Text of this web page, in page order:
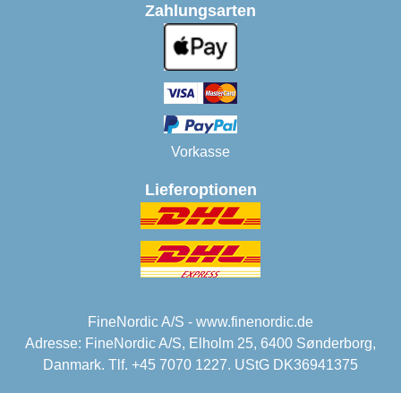
Zahlungsarten
Vorkasse
Lieferoptionen
FineNordic A/S - www.finenordic.de
Adresse: FineNordic A/S, Elholm 25, 6400 Sønderborg,
Danmark. Tlf. +45 7070 1227. UStG DK36941375